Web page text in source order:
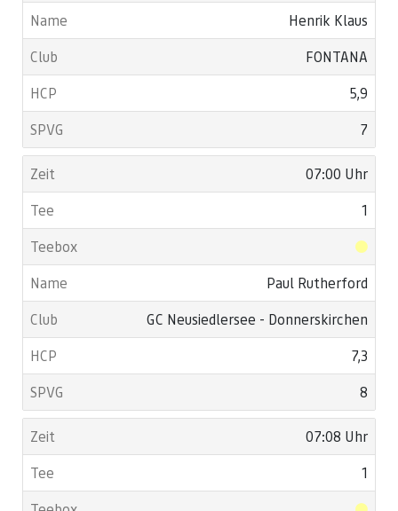
Henrik Klaus
FONTANA
5,9
7
07:00 Uhr
1
Paul Rutherford
GC Neusiedlersee - Donnerskirchen
7,3
8
07:08 Uhr
1